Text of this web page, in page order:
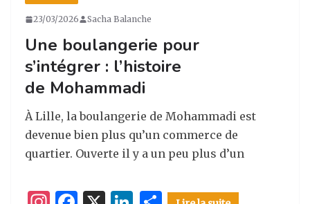
23/03/2026 Sacha Balanche
Une boulangerie pour
s’intégrer : l’histoire
de Mohammadi
À Lille, la boulangerie de Mohammadi est
devenue bien plus qu’un commerce de
quartier. Ouverte il y a un peu plus d’un